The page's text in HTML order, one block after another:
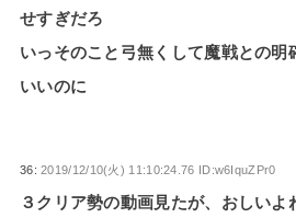
せすぎだろ
いっそのこと弓無くして魔戦との明
いいのに
36:2019/12/10(火) 11:10:24.76 ID:w6IquZPr0
３クリア勢の動画見たが、おしいよ